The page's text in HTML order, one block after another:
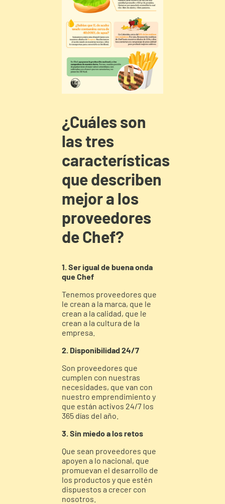
¿Cuáles son
las tres
características
que describen
mejor a los
proveedores
de Chef?
1. Ser igual de buena onda
que Chef
Tenemos proveedores que
le crean a la marca, que le
crean a la calidad, que le
crean a la cultura de la
empresa.
2. Disponibilidad 24/7
Son proveedores que
cumplen con nuestras
necesidades, que van con
nuestro emprendimiento y
que están activos 24/7 los
365 días del año.
3. Sin miedo a los retos
Que sean proveedores que
apoyen a lo nacional, que
promuevan el desarrollo de
los productos y que estén
dispuestos a crecer con
nosotros.